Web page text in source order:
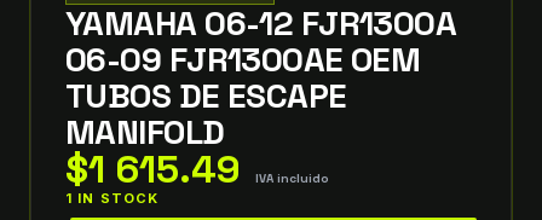
YAMAHA 06-12 FJR1300A
06-09 FJR1300AE OEM
TUBOS DE ESCAPE
MANIFOLD
$1 615.49 IVA incluido
1 IN STOCK